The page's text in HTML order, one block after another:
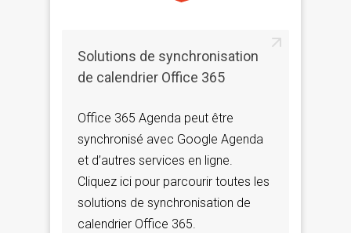
Solutions de synchronisation
de calendrier Office 365
Office 365 Agenda peut être
synchronisé avec Google Agenda
et d’autres services en ligne.
Cliquez ici pour parcourir toutes les
solutions de synchronisation de
calendrier Office 365.